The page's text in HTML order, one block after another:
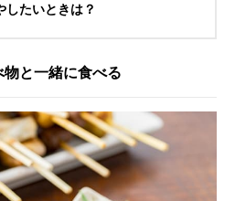
したいときは？
と一緒に食べる